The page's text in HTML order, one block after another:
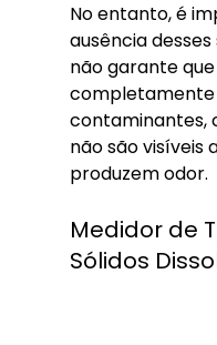
No entanto, é
ausência
não garante
completamente
contaminantes,
não são visíveis
produzem odor.
Medidor de
Sólidos